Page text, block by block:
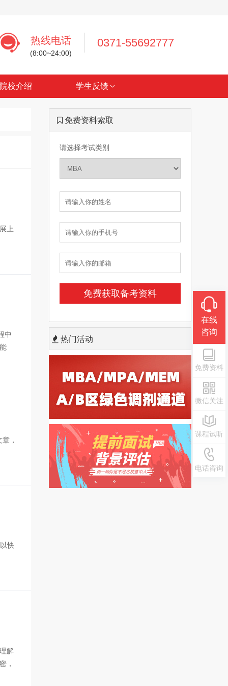
热线电话
(8:00~24:00)
0371-55692777
院校介绍 学生反馈
上
中
，
快
解
，
免费资料索取
请选择考试类别
热门活动
在线
咨询
免费资料
微信关注
课程试听
电话咨询
0371-